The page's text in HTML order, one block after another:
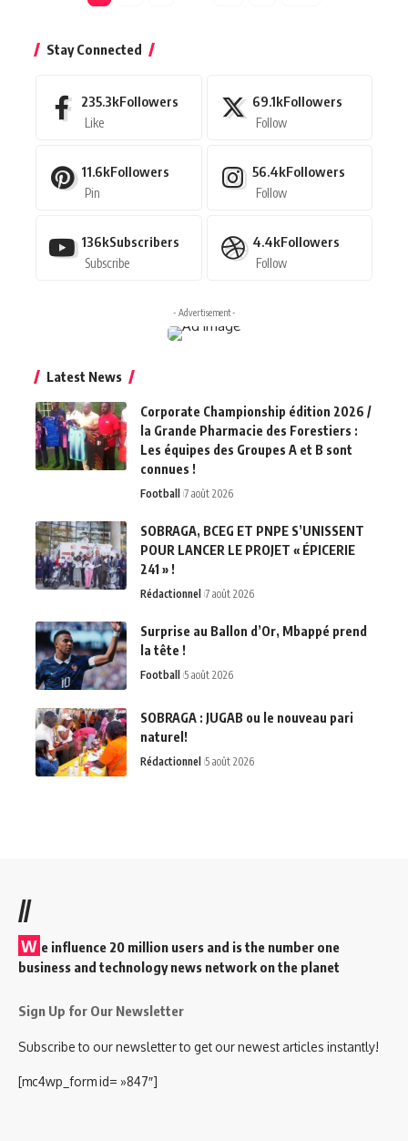
Stay Connected
235.3kFollowers
Like
69.1kFollowers
Follow
11.6kFollowers
Pin
56.4kFollowers
Follow
136kSubscribers
Subscribe
4.4kFollowers
Follow
- Advertisement -
Latest News
Corporate Championship édition 2026 /
la Grande Pharmacie des Forestiers :
Les équipes des Groupes A et B sont
connues !
Football 7 août 2026
SOBRAGA, BCEG ET PNPE S’UNISSENT
POUR LANCER LE PROJET « ÉPICERIE
241 » !
Rédactionnel 7 août 2026
Surprise au Ballon d’Or, Mbappé prend
la tête !
Football 5 août 2026
SOBRAGA : JUGAB ou le nouveau pari
naturel!
Rédactionnel 5 août 2026
//
W e influence 20 million users and is the number one
business and technology news network on the planet
Sign Up for Our Newsletter
Subscribe to our newsletter to get our newest articles instantly!
[mc4wp_form id= »847″]